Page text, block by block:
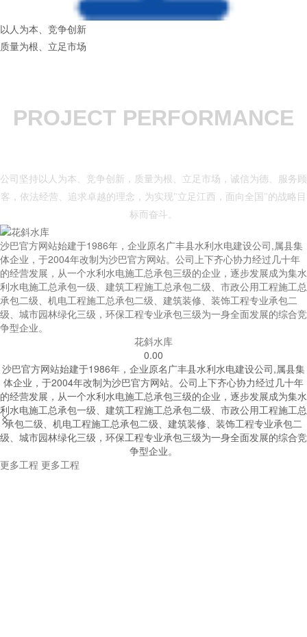
以人为本、竞争创新
质量为根、立足市场
PROJECT PERFORMANCE
公司坚持以人为本、竞争创新，质量为根、立足市场，诚信为德、服务顾
客，依法经营、追求卓越的理念，为实现"立足江西，面向全国"的战略目
标而奋斗。
沙巴官方网站始建于1986年，企业原名广丰县水利水电建设公司,属县集
体企业，于2004年改制为沙巴官方网站。公司上下齐心协力经过几十年
的经营发展，从一个水利水电施工总承包三级的企业，逐步发展成为集水
利水电施工总承包一级、建筑工程施工总承包二级、市政公用工程施工总
承包二级、机电工程施工总承包二级、建筑装修、装饰工程专业承包二
级、城市园林绿化三级，环保工程专业承包三级为一身全面发展的综合竞
争型企业。
花斜水库
0.00
沙巴官方网站始建于1986年，企业原名广丰县水利水电建设公司,属县集
体企业，于2004年改制为沙巴官方网站。公司上下齐心协力经过几十年
的经营发展，从一个水利水电施工总承包三级的企业，逐步发展成为集水
利水电施工总承包一级、建筑工程施工总承包二级、市政公用工程施工总
承包二级、机电工程施工总承包二级、建筑装修、装饰工程专业承包二
级、城市园林绿化三级，环保工程专业承包三级为一身全面发展的综合竞
争型企业。


更多工程 更多工程